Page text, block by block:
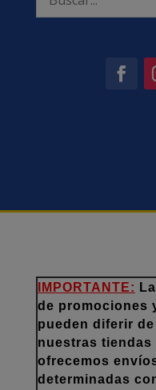
IMPORTANTE:
de promociones
pueden diferir
nuestras
ofrecemos
determinadas